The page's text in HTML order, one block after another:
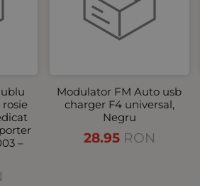
–
Modulator FM Auto usb
charger F4 universal,
Negru
28.95 RON